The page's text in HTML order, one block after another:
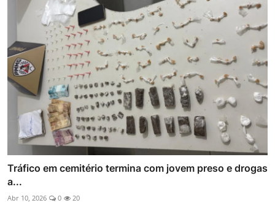
Tráfico em cemitério termina com jovem preso e drogas
a...
Abr 10, 2026 0 20